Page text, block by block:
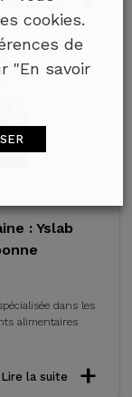
: Yslab
dans les
alimentaires
Lire la suite
cookies.
de
"En savoir